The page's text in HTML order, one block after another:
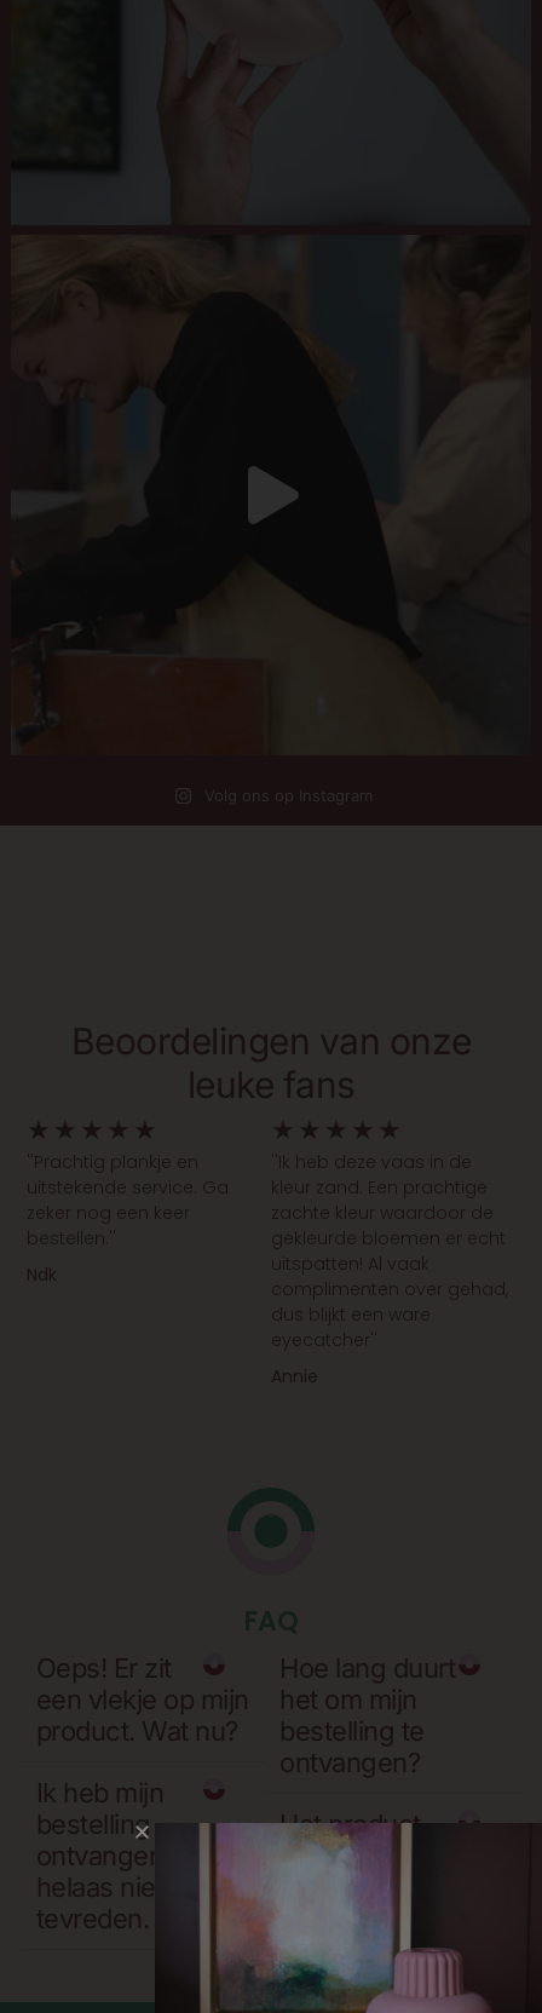
Volg ons op Instagram
Beoordelingen van onze
leuke fans
★ ★ ★ ★ ★
''Prachtig plankje en
uitstekende service. Ga
zeker nog een keer
bestellen.''
Ndk
★ ★ ★ ★ ★
''Ik heb deze vaas in de
kleur zand. Een prachtige
zachte kleur waardoor de
gekleurde bloemen er echt
uitspatten! Al vaak
complimenten over gehad,
dus blijkt een ware
eyecatcher''
Annie
FAQ
Oeps! Er zit
een vlekje op mijn
product. Wat nu?
Ik heb mijn
bestelling
ontvangen. Ik ben
helaas niet
tevreden.
Hoe lang duurt
het om mijn
bestelling te
ontvangen?
Het product
wat ik wil bestellen
nog bestellen?